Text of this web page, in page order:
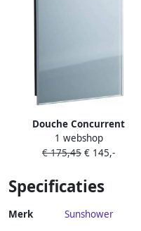
Douche Concurrent
Sunshower Ventilatierooster
13x13cm Glas Wit voor
1 webshop
€ 175,45 € 145,-
Specificaties
Merk Sunshower